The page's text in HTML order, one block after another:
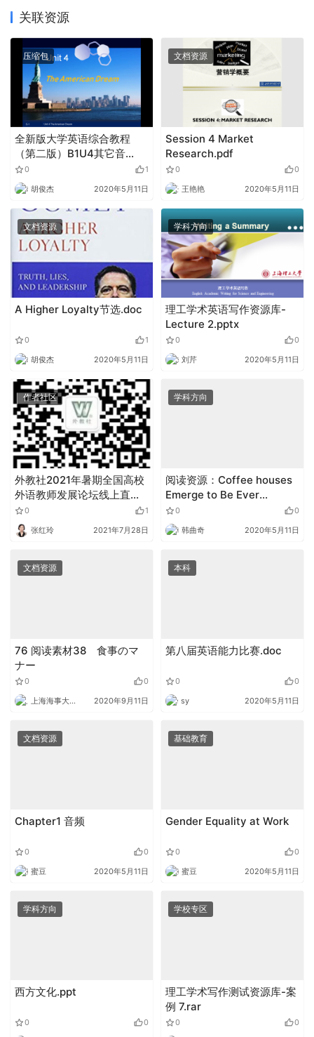
关联资源
压缩包
全新版大学英语综合教程
（第二版）B1U4其它音
（视）频.zip
0 1
胡俊杰 2020年5月11日
文档资源
Session 4 Market
Research.pdf
0 0
王艳艳 2020年5月11日
文档资源
A Higher Loyalty节选.doc
0 1
胡俊杰 2020年5月11日
学科方向
理工学术英语写作资源库-
Lecture 2.pptx
0 0
刘芹 2020年5月11日
作者社区
外教社2021年暑期全国高校
外语教师发展论坛线上直播
通知
0 1
张红玲 2021年7月28日
学科方向
阅读资源：Coffee houses
Emerge to Be Ever
Popular
0 0
韩曲奇 2020年5月11日
文档资源
76 阅读素材38 食事のマ
ナー
0 0
上海海事大学外语 2020年9月11日
本科
第八届英语能力比赛.doc
0 0
sy 2020年5月11日
文档资源
Chapter1 音频
0 0
蜜豆 2020年5月11日
基础教育
Gender Equality at Work
0 0
蜜豆 2020年5月11日
学科方向
西方文化.ppt
0 0
学校专区
理工学术写作测试资源库-案
例 7.rar
0 0